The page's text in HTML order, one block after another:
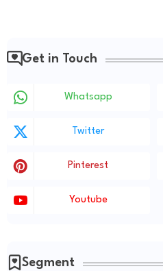
Get in Touch
Whatsapp
Twitter
Pinterest
Youtube
Segment